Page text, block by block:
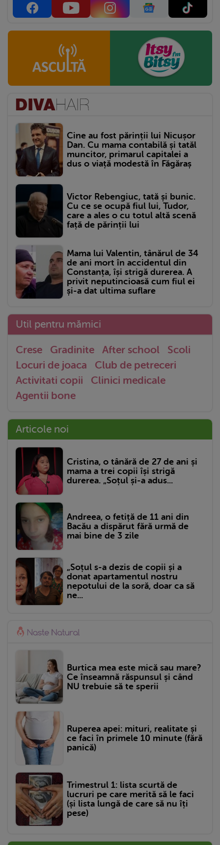
Cine au fost părinții lui Nicușor
Dan. Cu mama contabilă și tatăl
muncitor, primarul capitalei a
dus o viață modestă în Făgăraș
Victor Rebengiuc, tată și bunic.
Cu ce se ocupă fiul lui, Tudor,
care a ales o cu totul altă scenă
față de părinții lui
Mama lui Valentin, tânărul de 34
de ani mort în accidentul din
Constanța, își strigă durerea. A
privit neputincioasă cum fiul ei
și-a dat ultima suflare
Util pentru mămici
Crese Gradinite After school
Scoli
Locuri de joaca
Club de petreceri
Activitati copii
Clinici medicale
Agentii bone
Articole noi
Cristina, o tânără de 27 de ani și
mama a trei copii își strigă
durerea. „Soțul și-a adus...
Andreea, o fetiță de 11 ani din
Bacău a dispărut fără urmă de
mai bine de 3 zile
„Soțul s-a dezis de copii și a
donat apartamentul nostru
nepotului de la soră, doar ca să
ne...
Burtica mea este mică sau mare?
Ce înseamnă răspunsul și când
NU trebuie să te sperii
Ruperea apei: mituri, realitate și
ce faci în primele 10 minute (fără
panică)
Trimestrul 1: lista scurtă de
lucruri pe care merită să le faci
(și lista lungă de care să nu îți
pese)